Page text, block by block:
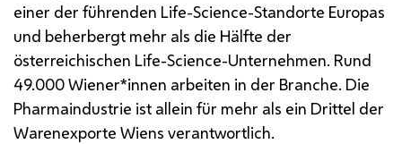
einer der führenden Life-Science-Standorte Europas
und beherbergt mehr als die Hälfte der
österreichischen Life-Science-Unternehmen. Rund
49.000 Wiener*innen arbeiten in der Branche. Die
Pharmaindustrie ist allein für mehr als ein Drittel der
Warenexporte Wiens verantwortlich.